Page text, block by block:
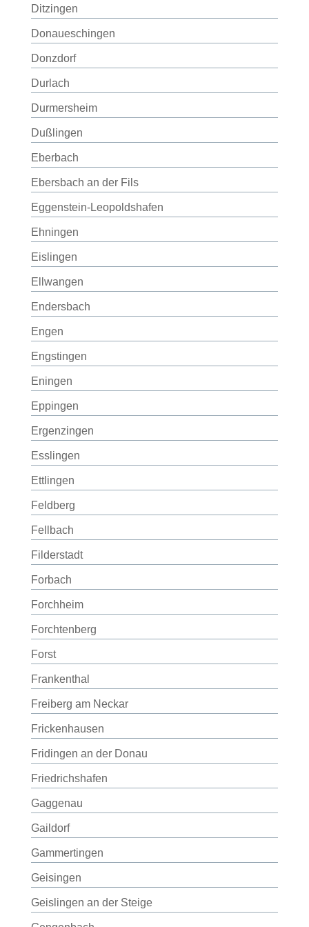
Ditzingen
Donaueschingen
Donzdorf
Durlach
Durmersheim
Dußlingen
Eberbach
Ebersbach an der Fils
Eggenstein-Leopoldshafen
Ehningen
Eislingen
Ellwangen
Endersbach
Engen
Engstingen
Eningen
Eppingen
Ergenzingen
Esslingen
Ettlingen
Feldberg
Fellbach
Filderstadt
Forbach
Forchheim
Forchtenberg
Forst
Frankenthal
Freiberg am Neckar
Frickenhausen
Fridingen an der Donau
Friedrichshafen
Gaggenau
Gaildorf
Gammertingen
Geisingen
Geislingen an der Steige